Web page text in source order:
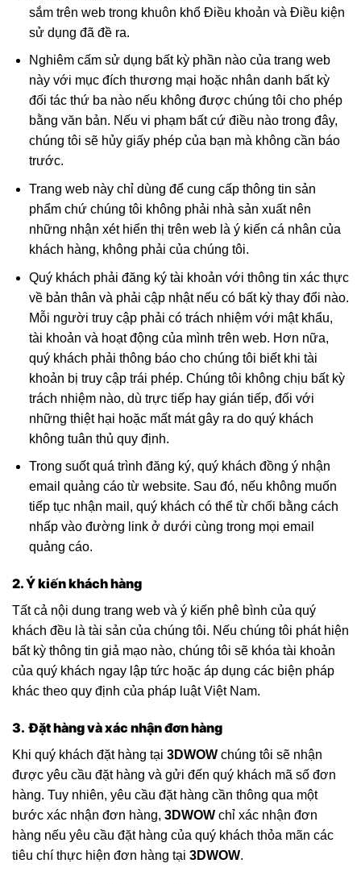
sắm trên web trong khuôn khổ Điều khoản và Điều kiện
sử dụng đã đề ra.
Nghiêm cấm sử dụng bất kỳ phần nào của trang web
này với mục đích thương mại hoặc nhân danh bất kỳ
đối tác thứ ba nào nếu không được chúng tôi cho phép
bằng văn bản. Nếu vi phạm bất cứ điều nào trong đây,
chúng tôi sẽ hủy giấy phép của bạn mà không cần báo
trước.
Trang web này chỉ dùng để cung cấp thông tin sản
phẩm chứ chúng tôi không phải nhà sản xuất nên
những nhận xét hiển thị trên web là ý kiến cá nhân của
khách hàng, không phải của chúng tôi.
Quý khách phải đăng ký tài khoản với thông tin xác thực
về bản thân và phải cập nhật nếu có bất kỳ thay đổi nào.
Mỗi người truy cập phải có trách nhiệm với mật khẩu,
tài khoản và hoạt động của mình trên web. Hơn nữa,
quý khách phải thông báo cho chúng tôi biết khi tài
khoản bị truy cập trái phép. Chúng tôi không chịu bất kỳ
trách nhiệm nào, dù trực tiếp hay gián tiếp, đối với
những thiệt hại hoặc mất mát gây ra do quý khách
không tuân thủ quy định.
Trong suốt quá trình đăng ký, quý khách đồng ý nhận
email quảng cáo từ website. Sau đó, nếu không muốn
tiếp tục nhận mail, quý khách có thể từ chối bằng cách
nhấp vào đường link ở dưới cùng trong mọi email
quảng cáo.
2. Ý kiến khách hàng
Tất cả nội dung trang web và ý kiến phê bình của quý
khách đều là tài sản của chúng tôi. Nếu chúng tôi phát hiện
bất kỳ thông tin giả mạo nào, chúng tôi sẽ khóa tài khoản
của quý khách ngay lập tức hoặc áp dụng các biện pháp
khác theo quy định của pháp luật Việt Nam.
3. Đặt hàng và xác nhận đơn hàng
Khi quý khách đặt hàng tại 3DWOW chúng tôi sẽ nhận
được yêu cầu đặt hàng và gửi đến quý khách mã số đơn
hàng. Tuy nhiên, yêu cầu đặt hàng cần thông qua một
bước xác nhận đơn hàng, 3DWOW chỉ xác nhận đơn
hàng nếu yêu cầu đặt hàng của quý khách thỏa mãn các
tiêu chí thực hiện đơn hàng tại 3DWOW.